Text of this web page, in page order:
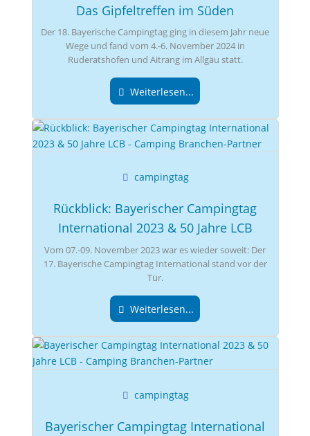
Das Gipfeltreffen im Süden
Der 18. Bayerische Campingtag ging in diesem Jahr neue
Wege und fand vom 4.-6. November 2024 in
Ruderatshofen und Aitrang im Allgäu statt.
Weiterlesen...
Rückblick: Bayerischer Campingtag
International 2023 & 50 Jahre LCB
campingtag
Vom 07.-09. November 2023 war es wieder soweit: Der
17. Bayerische Campingtag International stand vor der
Tür.
Weiterlesen...
Bayerischer Campingtag International
campingtag